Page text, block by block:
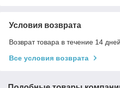
Условия возврата
Возврат товара в течение 14
Все условия возврата